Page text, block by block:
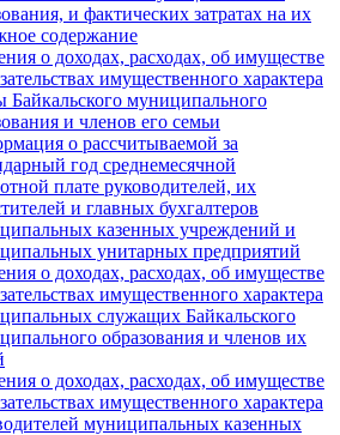
и фактических затратах на их
содержание
о доходах, расходах, об имуществе
имущественного характера
Байкальского муниципального
и членов его семьи
о рассчитываемой за
год среднемесячной
плате руководителей, их
и главных бухгалтеров
казенных учреждений и
унитарных предприятий
о доходах, расходах, об имуществе
имущественного характера
служащих Байкальского
образования и членов их
о доходах, расходах, об имуществе
имущественного характера
муниципальных казенных